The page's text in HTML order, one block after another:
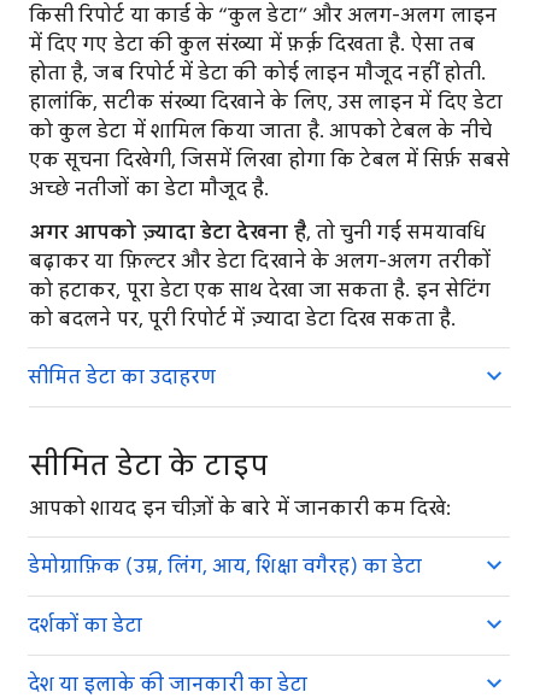
किसी रिपाेर्ट या कार्ड के “कुल डेटा” और अलग-अलग लाइन
में दिए गए डेटा की कुल संख्या में फ़र्क़ दिखता है. ऐसा तब
होता है, जब रिपाेर्ट में डेटा की कोई लाइन माैजूद नहीं होती.
हालांकि, सटीक संख्या दिखाने के लिए, उस लाइन में दिए डेटा
को कुल डेटा में शामिल किया जाता है. आपको टेबल के नीचे
एक सूचना दिखेगी, जिसमें लिखा हाेगा कि टेबल में सिर्फ़ सबसे
अच्छे नतीजों का डेटा माैजूद है.
अगर आपको ज़्यादा डेटा देखना है, ताे चुनी गई समयावधि
बढ़ाकर या फ़िल्टर और डेटा दिखाने के अलग-अलग तरीकों
को हटाकर, पूरा डेटा एक साथ देखा जा सकता है. इन सेटिंग
को बदलने पर, पूरी रिपोर्ट में ज़्यादा डेटा दिख सकता है.
सीमित डेटा का उदाहरण
सीमित डेटा के टाइप
आपको शायद इन चीज़ों के बारे में जानकारी कम दिखे:
डेमोग्राफ़िक (उम्र, लिंग, आय, शिक्षा वगैरह) का डेटा
दर्शकों का डेटा
देश या इलाके की जानकारी का डेटा